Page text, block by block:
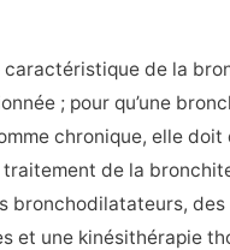
caractéristique de la
; pour qu’une
chronique, elle doit
traitement de la
bronchodilatateurs,
et une kinésithérapie